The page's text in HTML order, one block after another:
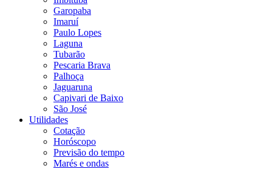
Garopaba
Imaruí
Paulo Lopes
Laguna
Tubarão
Pescaria Brava
Palhoça
Jaguaruna
Capivari de Baixo
São José
Utilidades
Cotação
Horóscopo
Previsão do tempo
Marés e ondas